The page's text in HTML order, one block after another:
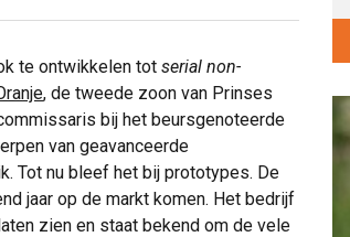
te ontwikkelen tot serial non-
, de tweede zoon van Prinses
bij het beursgenoteerde
van geavanceerde
Tot nu bleef het bij prototypes. De
jaar op de markt komen. Het bedrijf
zien en staat bekend om de vele